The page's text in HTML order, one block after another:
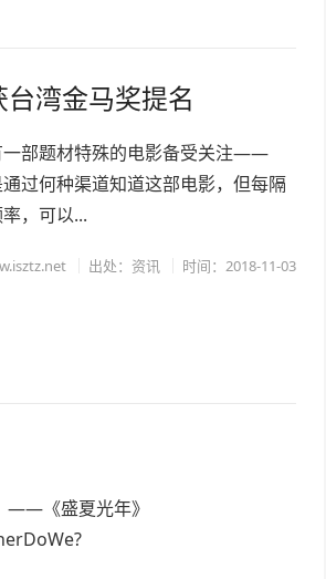
湾金马奖提名
一部题材特殊的电影备受关注——
过何种渠道知道这部电影，但每隔
，可以...
出处：资讯 时间：2018-11-03
——《盛夏光年》